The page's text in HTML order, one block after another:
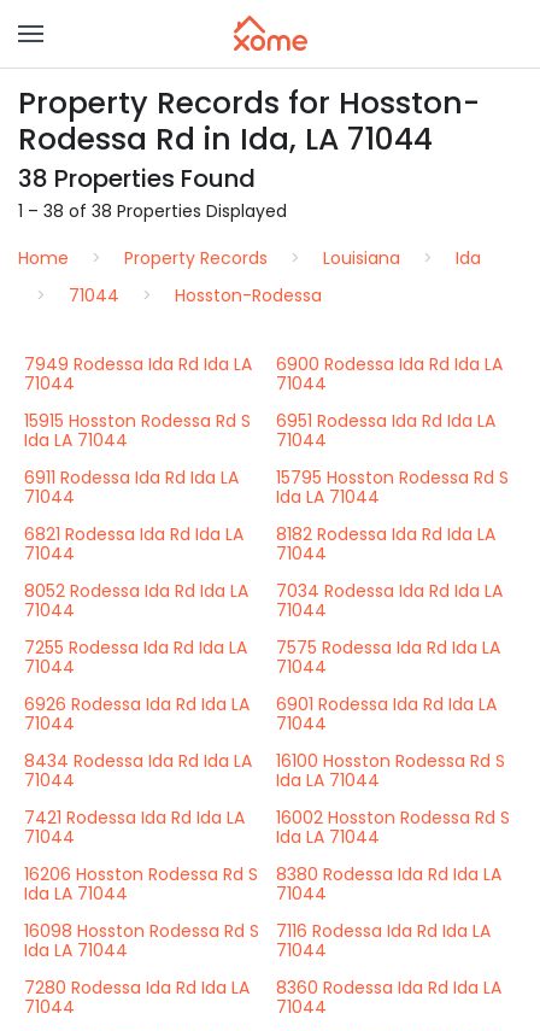
Property Records for Hosston-
Rodessa Rd in Ida, LA 71044
38 Properties Found
1 – 38 of 38 Properties Displayed
Home
Property Records Louisiana
Ida
71044
Hosston-Rodessa
7949 Rodessa Ida Rd Ida LA
71044
6900 Rodessa Ida Rd Ida LA
71044
15915 Hosston Rodessa Rd S
Ida LA 71044
6951 Rodessa Ida Rd Ida LA
71044
6911 Rodessa Ida Rd Ida LA
71044
15795 Hosston Rodessa Rd S
Ida LA 71044
6821 Rodessa Ida Rd Ida LA
71044
8182 Rodessa Ida Rd Ida LA
71044
8052 Rodessa Ida Rd Ida LA
71044
7034 Rodessa Ida Rd Ida LA
71044
7255 Rodessa Ida Rd Ida LA
71044
7575 Rodessa Ida Rd Ida LA
71044
6926 Rodessa Ida Rd Ida LA
71044
6901 Rodessa Ida Rd Ida LA
71044
8434 Rodessa Ida Rd Ida LA
71044
16100 Hosston Rodessa Rd S
Ida LA 71044
7421 Rodessa Ida Rd Ida LA
71044
16002 Hosston Rodessa Rd S
Ida LA 71044
16206 Hosston Rodessa Rd S
Ida LA 71044
8380 Rodessa Ida Rd Ida LA
71044
16098 Hosston Rodessa Rd S
Ida LA 71044
7116 Rodessa Ida Rd Ida LA
71044
7280 Rodessa Ida Rd Ida LA
71044
8360 Rodessa Ida Rd Ida LA
71044